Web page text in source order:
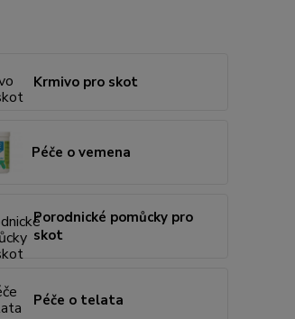
Krmivo pro skot
Péče o vemena
Porodnické pomůcky pro
skot
Péče o telata